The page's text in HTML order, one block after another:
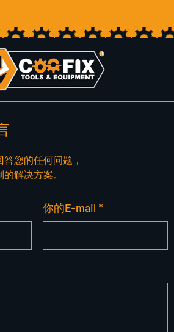
您的任何问题，
解决方案。
你的E-mail *